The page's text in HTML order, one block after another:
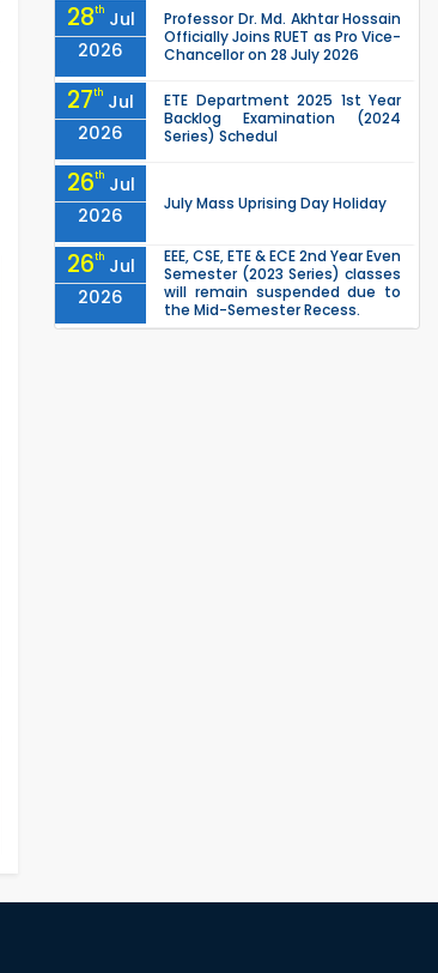
28th Jul
2026
Professor Dr. Md. Akhtar Hossain
Officially Joins RUET as Pro Vice-
Chancellor on 28 July 2026
27th Jul
2026
ETE Department 2025 1st Year
Backlog Examination (2024
Series) Schedul
26th Jul
2026
July Mass Uprising Day Holiday
26th Jul
2026
EEE, CSE, ETE & ECE 2nd Year Even
Semester (2023 Series) classes
will remain suspended due to
the Mid-Semester Recess.